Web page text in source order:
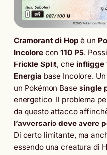
Cramorant di Hop è un
Incolore con 110 PS.
Frickle Split, che infligge
Energia base Incolore.
un Pokémon Base single
energetico. Il problema
da questo attacco
l’avversario deve avere
Di certo limitante, ma
essendo una creatura di